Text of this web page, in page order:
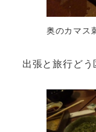
奥のカマス
出張と旅行ど